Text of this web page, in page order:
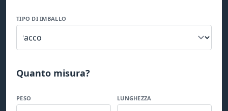
TIPO DI IMBALLO
Quanto misura?
PESO LUNGHEZZA